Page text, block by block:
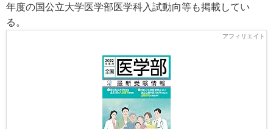
年度の国公立大学医学部医学科入試動向等も掲載してい
る。